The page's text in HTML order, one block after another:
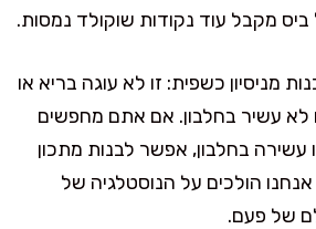
מקבל עוד נקודות שוקולד נמסות.
מניסיון כשפית: זו לא עוגה בריא או
לא עשיר בחלבון. אם אתם מחפשים
בחלבון, אפשר לבנות מתכון
הולכים על הנוסטלגיה של
של פעם.